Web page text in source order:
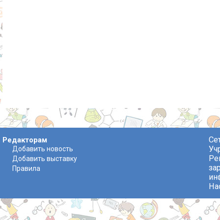
Редакторам
Добавить новость
Добавить выставку
Правила